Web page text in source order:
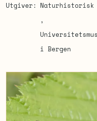
Utgiver
Naturhistorisk
i Bergen